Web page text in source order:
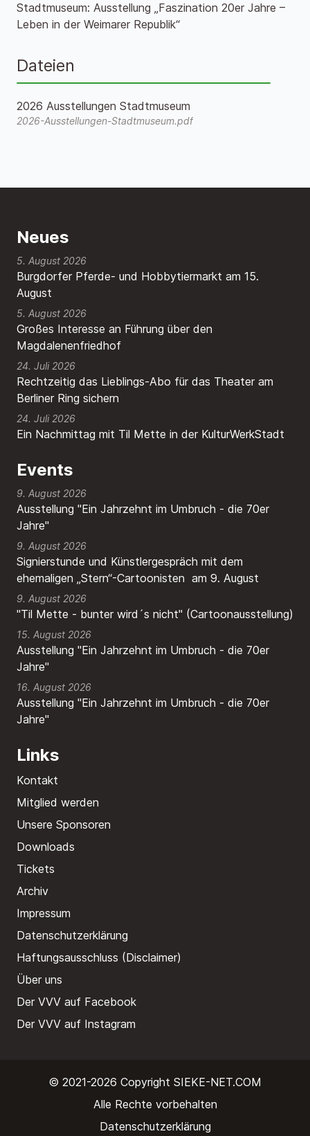
Stadtmuseum: Ausstellung „Faszination 20er Jahre –
Leben in der Weimarer Republik“
Dateien
2026 Ausstellungen Stadtmuseum
2026-Ausstellungen-Stadtmuseum.pdf
Neues
Burgdorfer Pferde- und Hobbytiermarkt am 15.
August
5. August 2026
Großes Interesse an Führung über den
Magdalenenfriedhof
5. August 2026
Rechtzeitig das Lieblings-Abo für das Theater am
Berliner Ring sichern
24. Juli 2026
Ein Nachmittag mit Til Mette in der KulturWerkStadt
24. Juli 2026
Events
9. August 2026
Ausstellung "Ein Jahrzehnt im Umbruch - die 70er
Jahre"
9. August 2026
Signierstunde und Künstlergespräch mit dem
ehemaligen „Stern“-Cartoonisten am 9. August
9. August 2026
"Til Mette - bunter wird´s nicht" (Cartoonausstellung)
15. August 2026
Ausstellung "Ein Jahrzehnt im Umbruch - die 70er
Jahre"
16. August 2026
Ausstellung "Ein Jahrzehnt im Umbruch - die 70er
Jahre"
Links
Kontakt
Mitglied werden
Unsere Sponsoren
Downloads
Tickets
Archiv
Impressum
Datenschutzerklärung
Haftungsausschluss (Disclaimer)
Über uns
Der VVV auf Facebook
Der VVV auf Instagram
© 2021-2026 Copyright SIEKE-NET.COM
Alle Rechte vorbehalten
Datenschutzerklärung